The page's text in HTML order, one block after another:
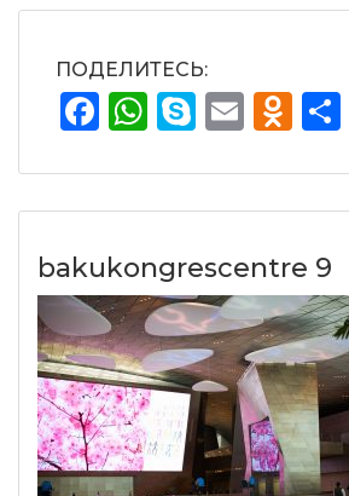
ПОДЕЛИТЕСЬ:
Facebook
WhatsApp
Skype
Email
bakukongrescentre 9